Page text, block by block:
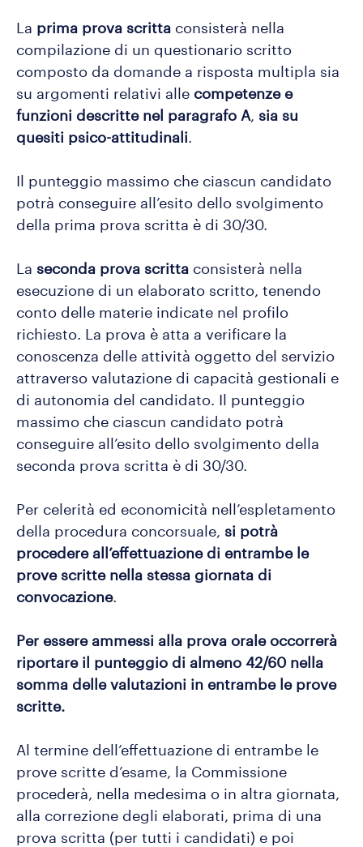
La prima prova scritta consisterà nella
compilazione di un questionario scritto
composto da domande a risposta multipla sia
su argomenti relativi alle competenze e
funzioni descritte nel paragrafo A, sia su
quesiti psico-attitudinali.
Il punteggio massimo che ciascun candidato
potrà conseguire all’esito dello svolgimento
della prima prova scritta è di 30/30.
La seconda prova scritta consisterà nella
esecuzione di un elaborato scritto, tenendo
conto delle materie indicate nel profilo
richiesto. La prova è atta a verificare la
conoscenza delle attività oggetto del servizio
attraverso valutazione di capacità gestionali e
di autonomia del candidato. Il punteggio
massimo che ciascun candidato potrà
conseguire all’esito dello svolgimento della
seconda prova scritta è di 30/30.
Per celerità ed economicità nell’espletamento
della procedura concorsuale, si potrà
procedere all’effettuazione di entrambe le
prove scritte nella stessa giornata di
convocazione.
Per essere ammessi alla prova orale occorrerà
riportare il punteggio di almeno 42/60 nella
somma delle valutazioni in entrambe le prove
scritte.
Al termine dell’effettuazione di entrambe le
prove scritte d’esame, la Commissione
procederà, nella medesima o in altra giornata,
alla correzione degli elaborati, prima di una
prova scritta (per tutti i candidati) e poi